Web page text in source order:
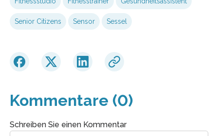
Senior Citizens Sensor Sessel
Kommentare (0)
Schreiben Sie einen Kommentar